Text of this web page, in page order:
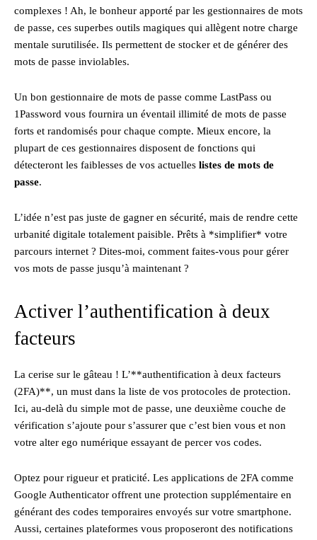
complexes ! Ah, le bonheur apporté par les gestionnaires de mots
de passe, ces superbes outils magiques qui allègent notre charge
mentale surutilisée. Ils permettent de stocker et de générer des
mots de passe inviolables.
Un bon gestionnaire de mots de passe comme LastPass ou
1Password vous fournira un éventail illimité de mots de passe
forts et randomisés pour chaque compte. Mieux encore, la
plupart de ces gestionnaires disposent de fonctions qui
détecteront les faiblesses de vos actuelles listes de mots de
passe.
L’idée n’est pas juste de gagner en sécurité, mais de rendre cette
urbanité digitale totalement paisible. Prêts à *simplifier* votre
parcours internet ? Dites-moi, comment faites-vous pour gérer
vos mots de passe jusqu’à maintenant ?
Activer l’authentification à deux
facteurs
La cerise sur le gâteau ! L’**authentification à deux facteurs
(2FA)**, un must dans la liste de vos protocoles de protection.
Ici, au-delà du simple mot de passe, une deuxième couche de
vérification s’ajoute pour s’assurer que c’est bien vous et non
votre alter ego numérique essayant de percer vos codes.
Optez pour rigueur et praticité. Les applications de 2FA comme
Google Authenticator offrent une protection supplémentaire en
générant des codes temporaires envoyés sur votre smartphone.
Aussi, certaines plateformes vous proposeront des notifications